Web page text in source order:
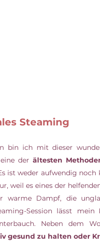
Steaming
der ältesten
ist weder aufwendig
weil es eines der
Dampf, die
Session lässt mein
gesund zu halten oder